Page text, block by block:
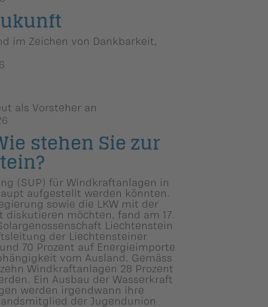
im Zeichen von Dankbarkeit,
als Vorsteher an
stehen Sie zur
(SUP) für Windkraftanlagen in
aufgestellt werden könnten.
sowie die LKW mit der
möchten, fand am 17.
Liechtenstein
der Liechtensteiner
70 Prozent auf Energieimporte
vom Ausland. Gemäss
Windkraftanlagen 28 Prozent
Ein Ausbau der Wasserkraft
werden irgendwann ihre
der Jugendunion